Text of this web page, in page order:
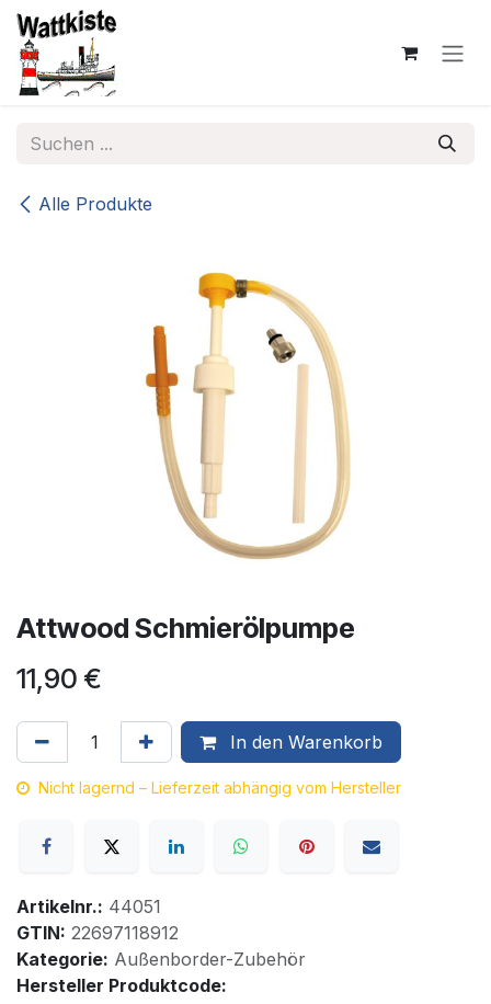
Zum Inhalt springen
Alle Produkte
Attwood Schmierölpumpe
11,90 €
In den Warenkorb
Nicht lagernd – Lieferzeit abhängig vom Hersteller
Artikelnr.: 44051
GTIN: 22697118912
Kategorie: Außenborder-Zubehör
Hersteller Produktcode: